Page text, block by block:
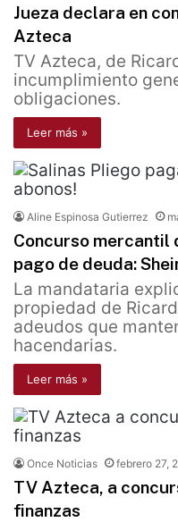
Jueza declara en
Azteca
TV Azteca, de
incumplimiento
obligaciones.
Leer más »
Aline Espinosa Gutierrez
Concurso mercantil
pago de deuda:
La mandataria
propiedad de
adeudos que
hacendarias.
Leer más »
Once Noticias febrero 27,
TV Azteca, a
finanzas